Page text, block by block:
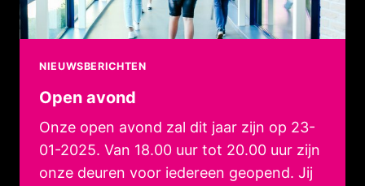
NIEUWSBERICHTEN
Open avond
Onze open avond zal dit jaar zijn op 23-
01-2025. Van 18.00 uur tot 20.00 uur zijn
onze deuren voor iedereen geopend. Jij